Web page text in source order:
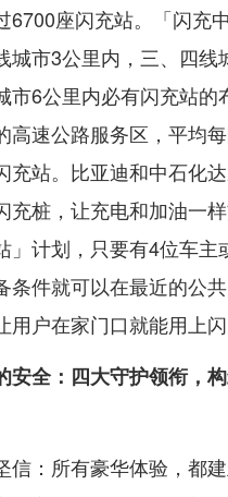
6700座闪充站。「闪充
城市3公里内，三、四线
市6公里内必有闪充站的
高速公路服务区，平均
充站。比亚迪和中石化
充桩，让充电和加油一
」计划，只要有4位车主
条件就可以在最近的公
用户在家门口就能用上闪
安全：四大守护领衔，
信：所有豪华体验，都